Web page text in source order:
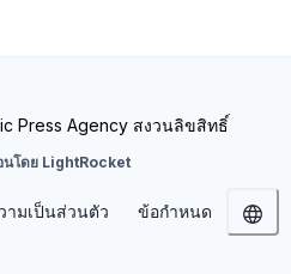
Press Agency สงวนลิขสิทธิ์
นโดย LightRocket
ามเป็นส่วนตัว ข้อกำหนด